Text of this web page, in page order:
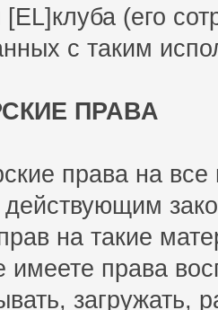
(его
с таким
ПРАВА
права на
на такие
права
загружать,